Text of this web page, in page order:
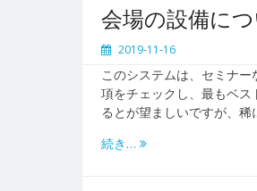
会場の設備に
2019-11-16
このシステムは、セミナ
項をチェックし、最もベ
るとが望ましいですが、
続き…